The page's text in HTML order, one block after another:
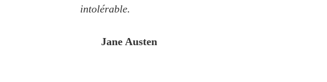
intolérable.
Jane Austen